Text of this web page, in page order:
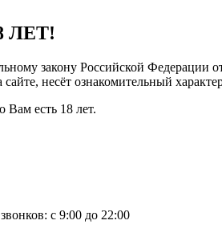
ЛЕТ!
закону Российской
несёт ознакомительный
есть 18 лет.
с 9:00 до 22:00